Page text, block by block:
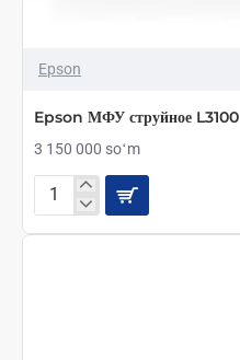
Epson
Epson МФУ струйное L3100
3 150 000 soʻm
Epson